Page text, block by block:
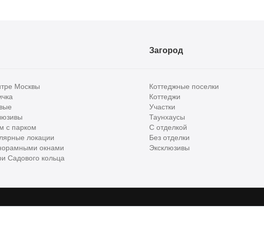
Москвы
с парком
локации
окнами
Садового кольца
Загород
Коттеджные поселки
Коттеджи
Участки
Таунхаусы
С отделкой
Без отделки
Эксклюзивы
и бизнес класса в России. Используя сервис, вы соглашаетесь с